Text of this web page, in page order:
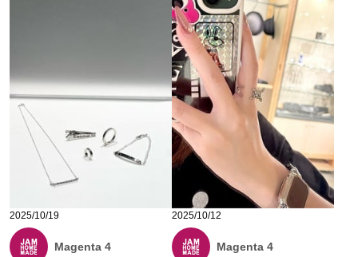
2025/10/19
Magenta 4
2025/10/12
Magenta 4